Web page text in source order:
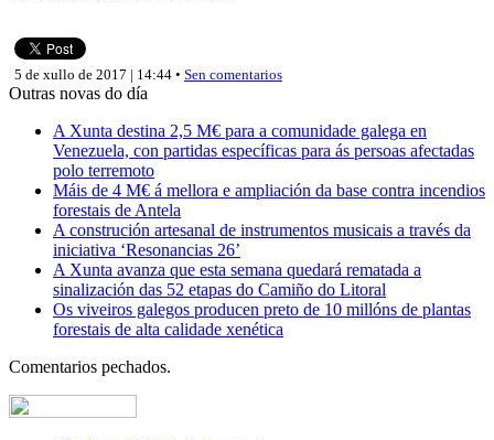
5 de xullo de 2017 | 14:44 • Sen comentarios
Outras novas do día
A Xunta destina 2,5 M€ para a comunidade galega en
Venezuela, con partidas específicas para ás persoas afectadas
polo terremoto
Máis de 4 M€ á mellora e ampliación da base contra incendios
forestais de Antela
A construción artesanal de instrumentos musicais a través da
iniciativa ‘Resonancias 26’
A Xunta avanza que esta semana quedará rematada a
sinalización das 52 etapas do Camiño do Litoral
Os viveiros galegos producen preto de 10 millóns de plantas
forestais de alta calidade xenética
Comentarios pechados.